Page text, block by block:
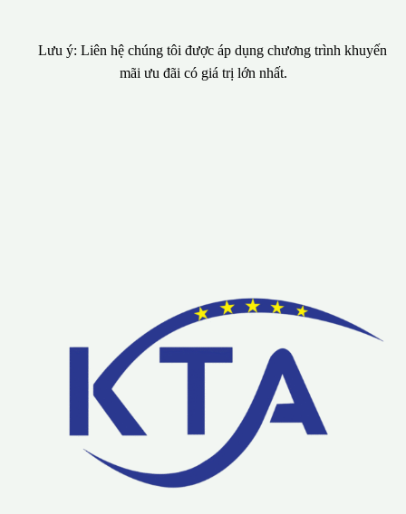
Lưu ý: Liên hệ chúng tôi được áp dụng chương trình khuyến
mãi ưu đãi có giá trị lớn nhất.